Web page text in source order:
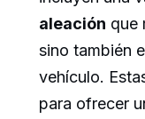
aleación que
sino también
vehículo.
para ofrecer